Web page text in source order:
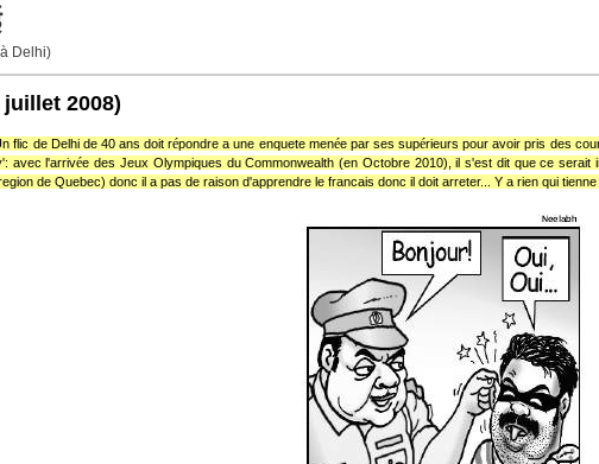
Delhi)
2008)
flic de Delhi de 40 ans doit répondre a une enquete menée par ses supérieurs pour avoir pris des
avec l'arrivée des Jeux Olympiques du Commonwealth (en Octobre 2010), il s'est dit que ce serait
de Quebec) donc il a pas de raison d'apprendre le francais donc il doit arreter... Y a rien qui